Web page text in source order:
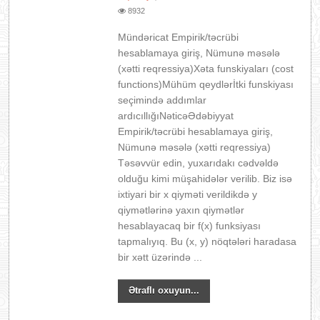
8932
Mündəricat Empirik/təcrübi
hesablamaya giriş, Nümunə məsələ
(xətti reqressiya)Xəta funskiyaları (cost
functions)Mühüm qeydlərİtki funskiyası
seçimində addımlar
ardıcıllığıNəticəƏdəbiyyat
Empirik/təcrübi hesablamaya giriş,
Nümunə məsələ (xətti reqressiya)
Təsəvvür edin, yuxarıdakı cədvəldə
olduğu kimi müşahidələr verilib. Biz isə
ixtiyari bir x qiyməti verildikdə y
qiymətlərinə yaxın qiymətlər
hesablayacaq bir f(x) funksiyası
tapmalıyıq. Bu (x, y) nöqtələri haradasa
bir xətt üzərində ...
Ətraflı oxuyun...